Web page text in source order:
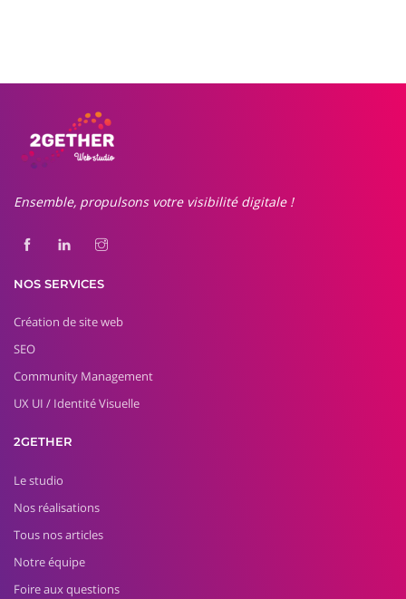
Ensemble, propulsons votre visibilité digitale !
NOS SERVICES
Création de site web
SEO
Community Management
UX UI / Identité Visuelle
2GETHER
Le studio
Nos réalisations
Tous nos articles
Notre équipe
Foire aux questions